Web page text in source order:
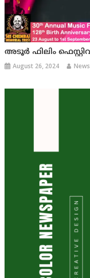
അടൂര്‍ ഫിലിം
August 26, 2024